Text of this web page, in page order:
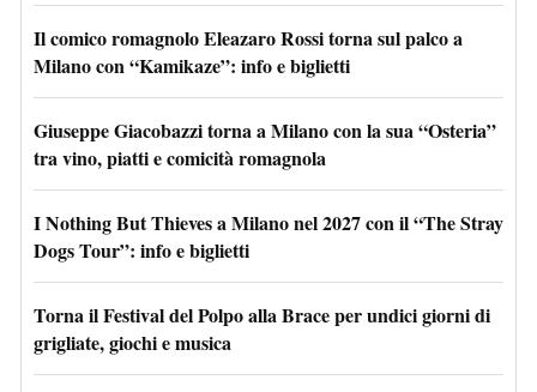
Il comico romagnolo Eleazaro Rossi torna sul palco a
Milano con “Kamikaze”: info e biglietti
Giuseppe Giacobazzi torna a Milano con la sua “Osteria”
tra vino, piatti e comicità romagnola
I Nothing But Thieves a Milano nel 2027 con il “The Stray
Dogs Tour”: info e biglietti
Torna il Festival del Polpo alla Brace per undici giorni di
grigliate, giochi e musica